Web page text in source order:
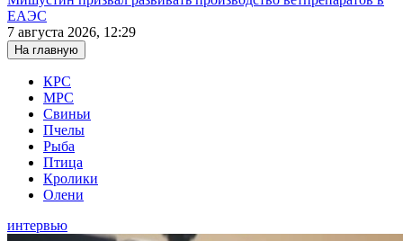
ЕАЭС
7 августа 2026, 12:29
На главную
КРС
МРС
Свиньи
Пчелы
Рыба
Птица
Кролики
Олени
интервью